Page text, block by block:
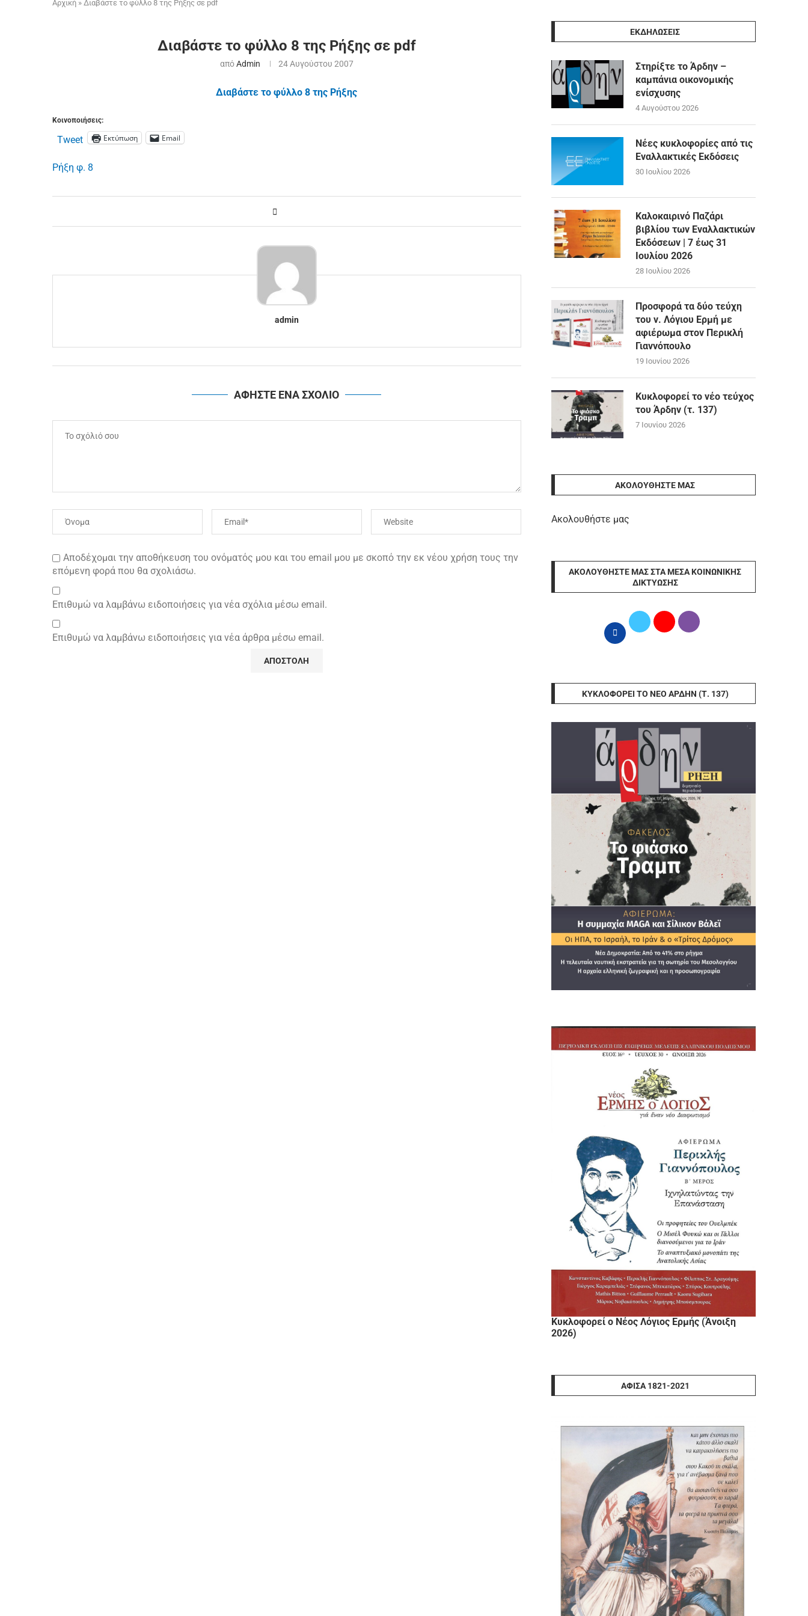
Αρχική » Διαβάστε το φύλλο 8 της Ρήξης σε pdf
Διαβάστε το φύλλο 8 της Ρήξης σε pdf
απόAdmin 24 Αυγούστου 2007
Διαβάστε το φύλλο 8 της Ρήξης
Κοινοποιήσεις:
Tweet Εκτύπωση Email
Ρήξη φ. 8
admin
ΑΦΗΣΤΕ ΕΝΑ ΣΧΟΛΙΟ
Αποδέχομαι την αποθήκευση του ονόματός μου και του email μου με σκοπό την εκ νέου χρήση τους την
επόμενη φορά που θα σχολιάσω.
Επιθυμώ να λαμβάνω ειδοποιήσεις για νέα σχόλια μέσω email.
Επιθυμώ να λαμβάνω ειδοποιήσεις για νέα άρθρα μέσω email.
ΕΚΔΗΛΩΣΕΙΣ
Στηρίξτε το Άρδην –
καμπάνια οικονομικής
ενίσχυσης
4 Αυγούστου 2026
Νέες κυκλοφορίες από τις
Εναλλακτικές Εκδόσεις
30 Ιουλίου 2026
Καλοκαιρινό Παζάρι
βιβλίου των Εναλλακτικών
Εκδόσεων | 7 έως 31
Ιουλίου 2026
28 Ιουλίου 2026
Προσφορά τα δύο τεύχη
του ν. Λόγιου Ερμή με
αφιέρωμα στον Περικλή
Γιαννόπουλο
19 Ιουνίου 2026
Κυκλοφορεί το νέο τεύχος
του Άρδην (τ. 137)
7 Ιουνίου 2026
ΑΚΟΛΟΥΘΉΣΤΕ ΜΑΣ
Ακολουθήστε μας
ΑΚΟΛΟΥΘΉΣΤΕ ΜΑΣ ΣΤΑ ΜΈΣΑ ΚΟΙΝΩΝΙΚΉΣ
ΔΙΚΤΎΩΣΗΣ
ΚΥΚΛΟΦΟΡΕΊ ΤΟ ΝΈΟ ΆΡΔΗΝ (Τ. 137)
Κυκλοφορεί ο Νέος Λόγιος Ερμής (Άνοιξη
2026)
ΑΦΊΣΑ 1821-2021